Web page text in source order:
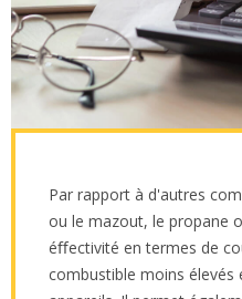
Par rapport à d'autres
ou le mazout, le propane
éﬀectivité en termes de
combustible moins